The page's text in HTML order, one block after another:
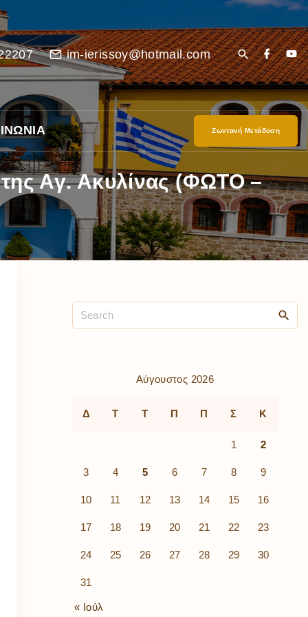
im-ierissoy@hotmail.com
Ζωντανή Μετάδοση
της Αγ. Ακυλίνας (ΦΩΤΟ –
Αύγουστος 2026
Δ Τ Τ Π Π Σ Κ
1 2
3 4 5 6 7 8 9
10 11 12 13 14 15 16
17 18 19 20 21 22 23
24 25 26 27 28 29 30
31
« Ιούλ